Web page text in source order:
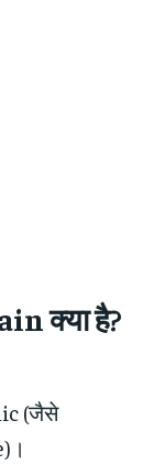
क्या है?
(जैसे